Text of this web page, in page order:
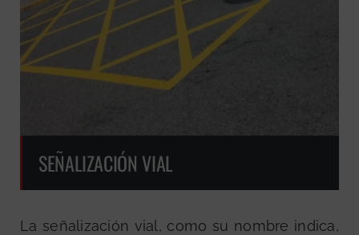
SEÑALIZACIÓN VIAL
La señalización vial, como su nombre indica,